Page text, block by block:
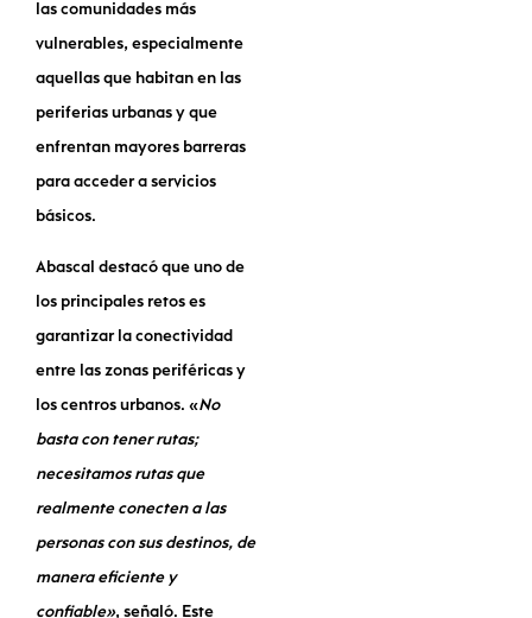
las comunidades más
vulnerables, especialmente
aquellas que habitan en las
periferias urbanas y que
enfrentan mayores barreras
para acceder a servicios
básicos.
Abascal destacó que uno de
los principales retos es
garantizar la conectividad
entre las zonas periféricas y
los centros urbanos. «No
basta con tener rutas;
necesitamos rutas que
realmente conecten a las
personas con sus destinos, de
manera eficiente y
confiable», señaló. Este